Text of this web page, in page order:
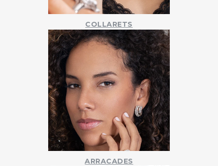
COLLARETS
ARRACADES